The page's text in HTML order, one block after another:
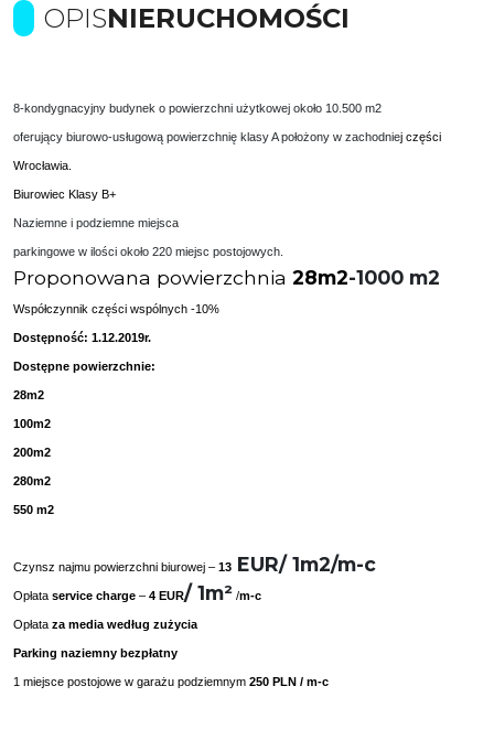
OPISNIERUCHOMOŚCI
8-kondygnacyjny budynek o powierzchni użytkowej około 10.500 m2
oferujący biurowo-usługową powierzchnię klasy A położony w zachodniej części
Wrocławia.
Biurowiec Klasy B+
Naziemne i podziemne miejsca
parkingowe w ilości około 220 miejsc postojowych.
Proponowana powierzchnia 28m2-1000 m2
Współczynnik części wspólnych -10%
Dostępność: 1.12.2019r.
Dostępne powierzchnie:
28m2
100m2
200m2
280m2
550 m2
Czynsz najmu powierzchni biurowej – 13 EUR/ 1m2/m-c
Opłata service charge – 4 EUR/ 1m² /m-c
Opłata za media według zużycia
Parking naziemny bezpłatny
1 miejsce postojowe w garażu podziemnym 250 PLN / m-c